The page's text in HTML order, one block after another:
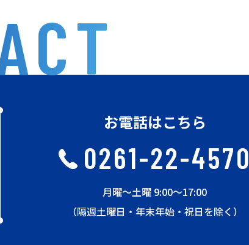
お電話はこちら
0261-22-4570
月曜〜土曜 9:00〜17:00
（隔週土曜日・年末年始・祝日を除く）